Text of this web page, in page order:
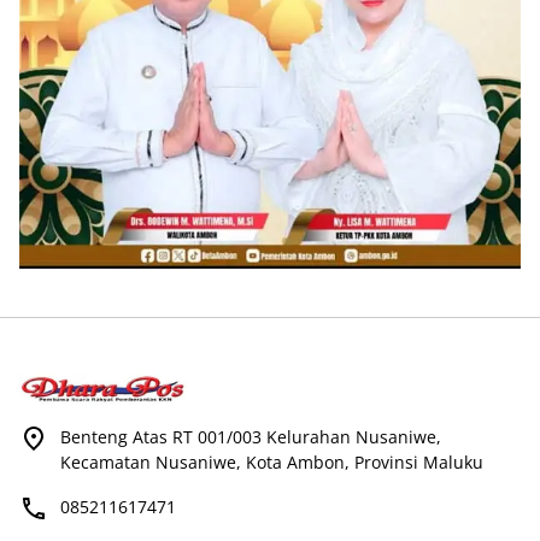
Benteng Atas RT 001/003 Kelurahan Nusaniwe,
Kecamatan Nusaniwe, Kota Ambon, Provinsi Maluku
085211617471